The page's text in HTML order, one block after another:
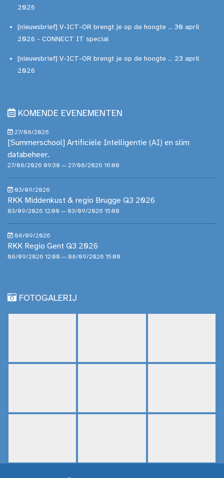
2026
[nieuwsbrief] V-ICT-OR brengt je op de hoogte ... 30 april
2026 - CONNECT IT special
[nieuwsbrief] V-ICT-OR brengt je op de hoogte ... 23 april
2026
KOMENDE EVENEMENTEN
27/08/2026
[Summerschool] Artificiële Intelligentie (AI) en slim
databeheer.
27/08/2026 09:30 — 27/08/2026 16:00
03/09/2026
RKK Middenkust & regio Brugge Q3 2026
03/09/2026 12:00 — 03/09/2026 15:00
08/09/2026
RKK Regio Gent Q3 2026
08/09/2026 12:00 — 08/09/2026 15:00
FOTOGALERIJ